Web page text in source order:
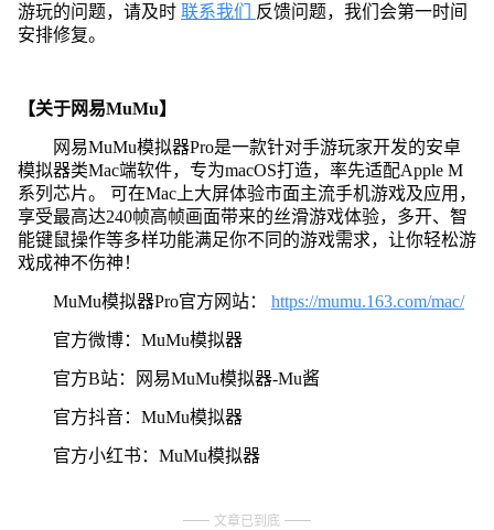
游玩的问题，请及时 联系我们
反馈问题，我们会第一时间
安排修复。
【关于网易MuMu】
网易MuMu模拟器Pro是一款针对手游玩家开发的安卓
模拟器类Mac端软件，专为macOS打造，率先适配Apple M
系列芯片。 可在Mac上大屏体验市面主流手机游戏及应用，
享受最高达240帧高帧画面带来的丝滑游戏体验，多开、智
能键鼠操作等多样功能满足你不同的游戏需求，让你轻松游
戏成神不伤神！
MuMu模拟器Pro官方网站： https://mumu.163.com/mac/
官方微博：MuMu模拟器
官方B站：网易MuMu模拟器-Mu酱
官方抖音：MuMu模拟器
官方小红书：MuMu模拟器
文章已到底